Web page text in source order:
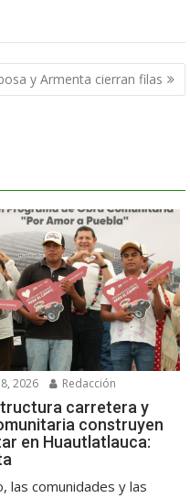
y Armenta cierran filas
2026 Redacción
carretera y
construyen
en Huautlatlauca:
las comunidades y las